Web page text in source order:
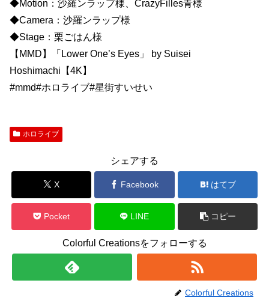
◆Motion：沙羅ンラップ様、CrazyFilles青様
◆Camera：沙羅ンラップ様
◆Stage：栗ごはん様
【MMD】「Lower One’s Eyes」 by Suisei
Hoshimachi【4K】
#mmd#ホロライブ#星街すいせい
ホロライブ
シェアする
X Facebook はてブ
Pocket LINE コピー
Colorful Creationsをフォローする
Colorful Creations